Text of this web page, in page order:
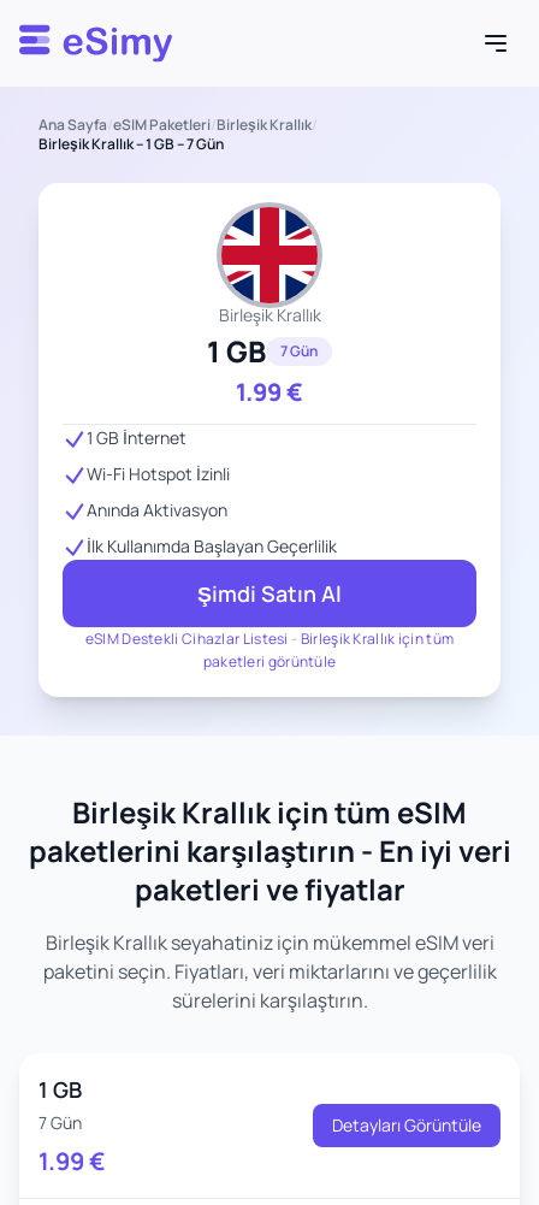
Esimy
Ana Sayfa/eSIM Paketleri/Birleşik Krallık/
Birleşik Krallık – 1 GB – 7 Gün
Birleşik Krallık
1 GB 7 Gün
1.99€
eSIM Destekli Cihazlar Listesi - Birleşik Krallık için tüm
paketleri görüntüle
1 GB İnternet
Wi-Fi Hotspot İzinli
Anında Aktivasyon
İlk Kullanımda Başlayan Geçerlilik
Şimdi Satın Al
Birleşik Krallık için tüm eSIM
paketlerini karşılaştırın - En iyi veri
paketleri ve fiyatlar
Birleşik Krallık seyahatiniz için mükemmel eSIM veri
paketini seçin. Fiyatları, veri miktarlarını ve geçerlilik
sürelerini karşılaştırın.
1 GB
7 Gün
1.99€
Detayları Görüntüle